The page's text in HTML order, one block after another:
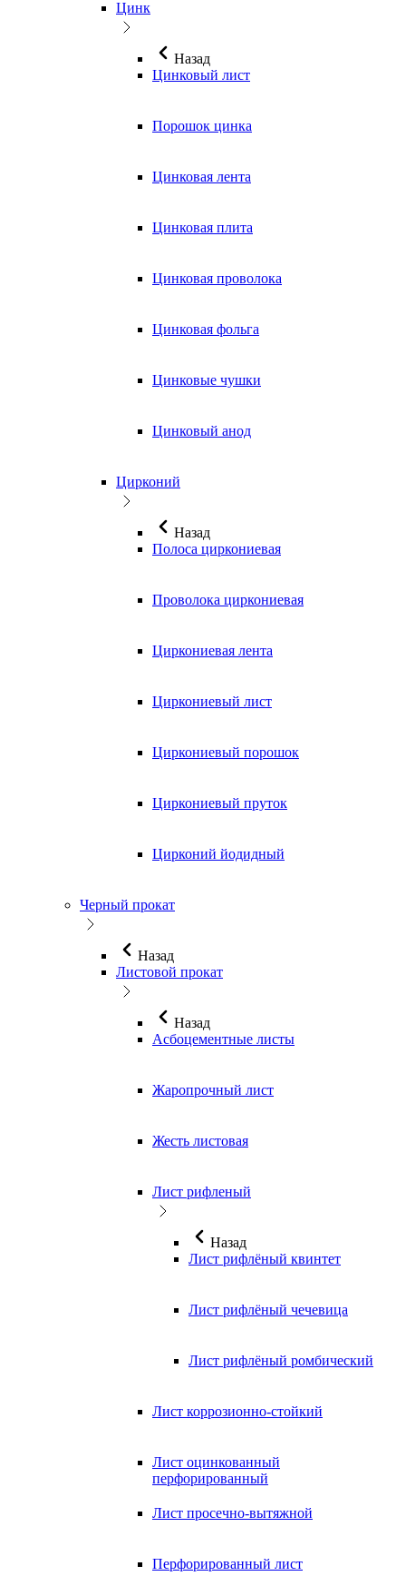
Цинк
Назад
Цинковый лист
Порошок цинка
Цинковая лента
Цинковая плита
Цинковая проволока
Цинковая фольга
Цинковые чушки
Цинковый анод
Цирконий
Назад
Полоса циркониевая
Проволока циркониевая
Циркониевая лента
Циркониевый лист
Циркониевый порошок
Циркониевый пруток
Цирконий йодидный
Черный прокат
Назад
Листовой прокат
Назад
Асбоцементные листы
Жаропрочный лист
Жесть листовая
Лист рифленый
Назад
Лист рифлёный квинтет
Лист рифлёный чечевица
Лист рифлёный ромбический
Лист коррозионно-стойкий
Лист оцинкованный
перфорированный
Лист просечно-вытяжной
Перфорированный лист